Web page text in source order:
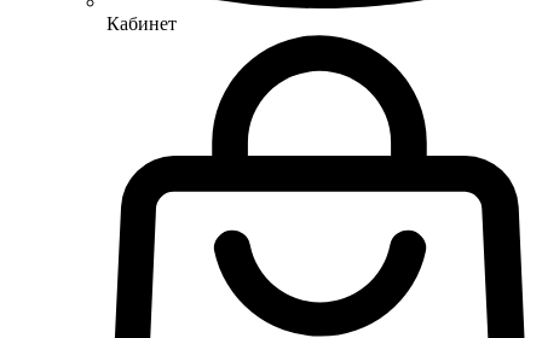
Кабинет